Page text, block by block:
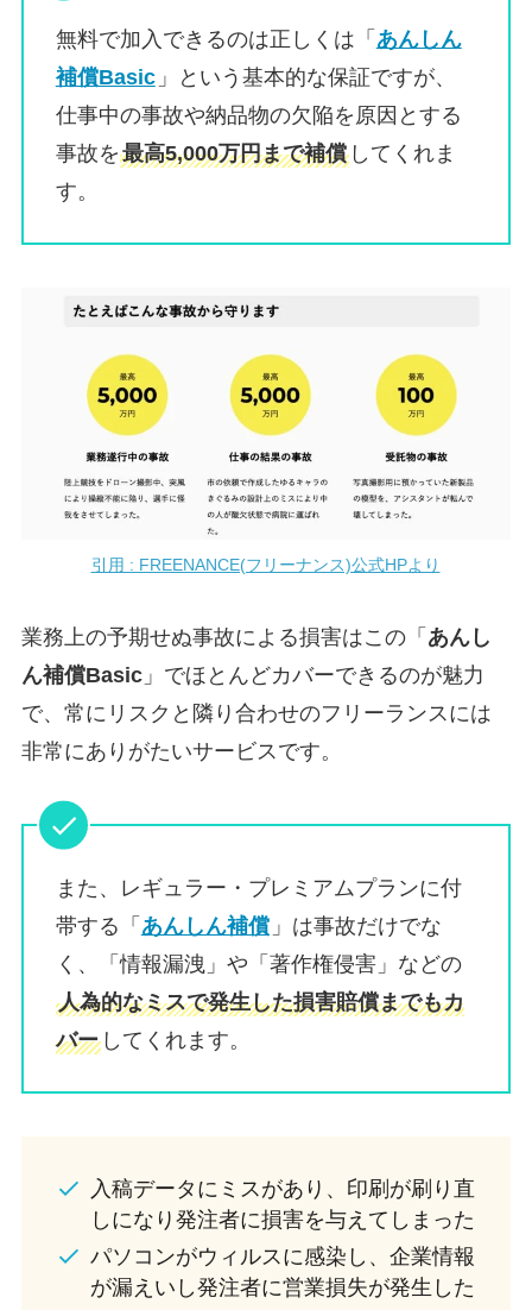
無料で加入できるのは正しくは「 あんしん
補償Basic 」という基本的な保証ですが、
仕事中の事故や納品物の欠陥を原因とする
事故を最高5,000万円まで補償してくれま
す。
引用 : FREENANCE(フリーナンス)公式HPより
業務上の予期せぬ事故による損害はこの「 あんし
ん補償Basic」でほとんどカバーできるのが魅力
で、常にリスクと隣り合わせのフリーランスには
非常にありがたいサービスです。
また、レギュラー・プレミアムプランに付
帯する「 あんしん補償 」は事故だけでな
く、「情報漏洩」や「著作権侵害」などの
人為的なミスで発生した損害賠償までもカ
バーしてくれます。
入稿データにミスがあり、印刷が刷り直
しになり発注者に損害を与えてしまった
パソコンがウィルスに感染し、企業情報
が漏えいし発注者に営業損失が発生した